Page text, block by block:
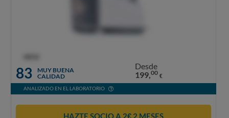
83
MUY BUENA
CALIDAD
Desde
199,00 €
ANALIZADO EN EL LABORATORIO
HAZTE SOCIO A 2€ 2 MESES